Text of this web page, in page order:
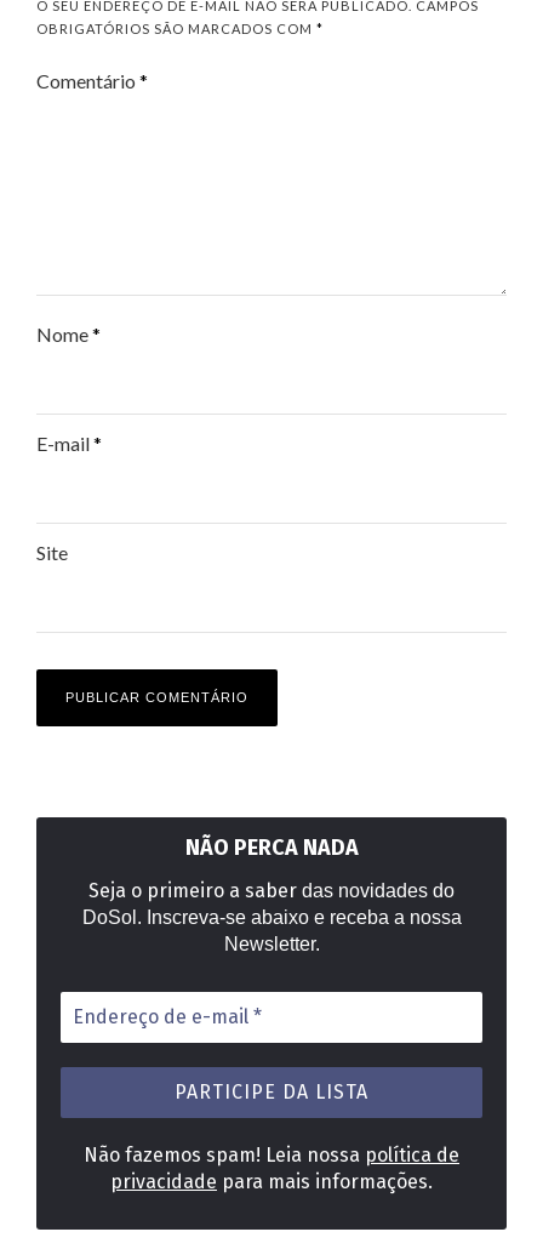
O SEU ENDEREÇO DE E-MAIL NÃO SERÁ PUBLICADO.
CAMPOS
OBRIGATÓRIOS SÃO MARCADOS COM *
Comentário *
Nome*
E-mail*
Site
NÃO PERCA NADA
Seja o primeiro a saber das novidades do
DoSol. Inscreva-se abaixo e receba a nossa
Newsletter.
Endereço
de
e-
mail
Não fazemos spam! Leia nossa política de
privacidade para mais informações.